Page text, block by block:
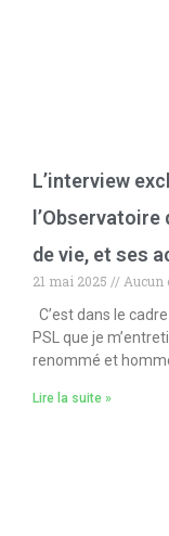
L’interview
de vie, et ses
21 mai 2025
Aucun
C’est dans le
PSL que je
renommé et
Lire la suite »